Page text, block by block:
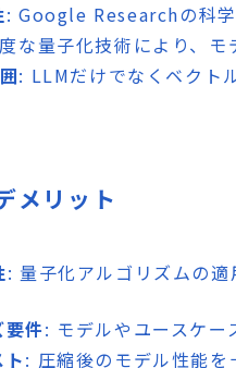
: Google Researchの科
な量子化技術により、
: LLMだけでなくベクト
メリット
: 量子化アルゴリズムの
件: モデルやユースケ
: 圧縮後のモデル性能